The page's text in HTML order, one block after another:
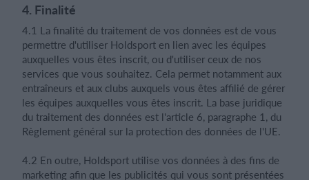
4. Finalité
4.1 La finalité du traitement de vos données est de vous
permettre d'utiliser Holdsport en lien avec les équipes
auxquelles vous êtes inscrit, ou d'utiliser ceux de nos
services que vous souhaitez. Cela permet notamment aux
entraîneurs et aux clubs auxquels vous êtes affilié de gérer
les équipes auxquelles vous êtes inscrit. La base juridique
du traitement des données est l'article 6, paragraphe 1, du
Règlement général sur la protection des données de l'UE.
4.2 En outre, Holdsport utilise vos données à des fins de
marketing afin que les publicités qui vous sont présentées